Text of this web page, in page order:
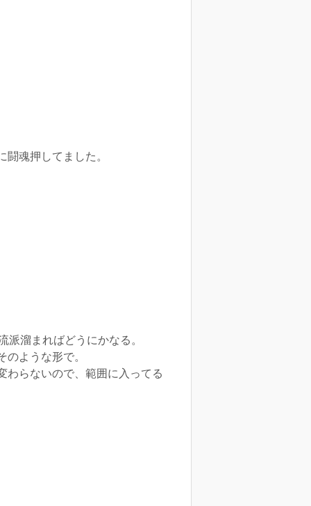
魂押してました。
溜まればどうにかなる。
ような形で。
わらないので、範囲に入ってる